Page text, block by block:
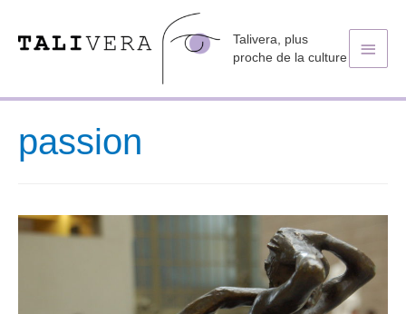
Talivera, plus
proche de la culture
Menu
passion